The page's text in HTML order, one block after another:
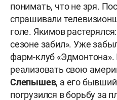
понимать, что не зря.
спрашивали
голе. Якимов
сезоне забил». Уже
фарм-клуб «Эдмонтона».
реализовать свою
Слепышев, а его
погрузился в борьбу за